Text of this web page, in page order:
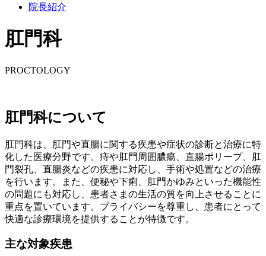
院長紹介
肛門科
PROCTOLOGY
肛門科について
肛門科は、肛門や直腸に関する疾患や症状の診断と治療に特
化した医療分野です。痔や肛門周囲膿瘍、直腸ポリープ、肛
門裂孔、直腸炎などの疾患に対応し、手術や処置などの治療
を行います。また、便秘や下痢、肛門かゆみといった機能性
の問題にも対応し、患者さまの生活の質を向上させることに
重点を置いています。プライバシーを尊重し、患者にとって
快適な診療環境を提供することが特徴です。
主な対象疾患